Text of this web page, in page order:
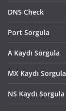
DNS Check
Port Sorgula
A Kaydı Sorgula
MX Kaydı Sorgula
NS Kaydı Sorgula